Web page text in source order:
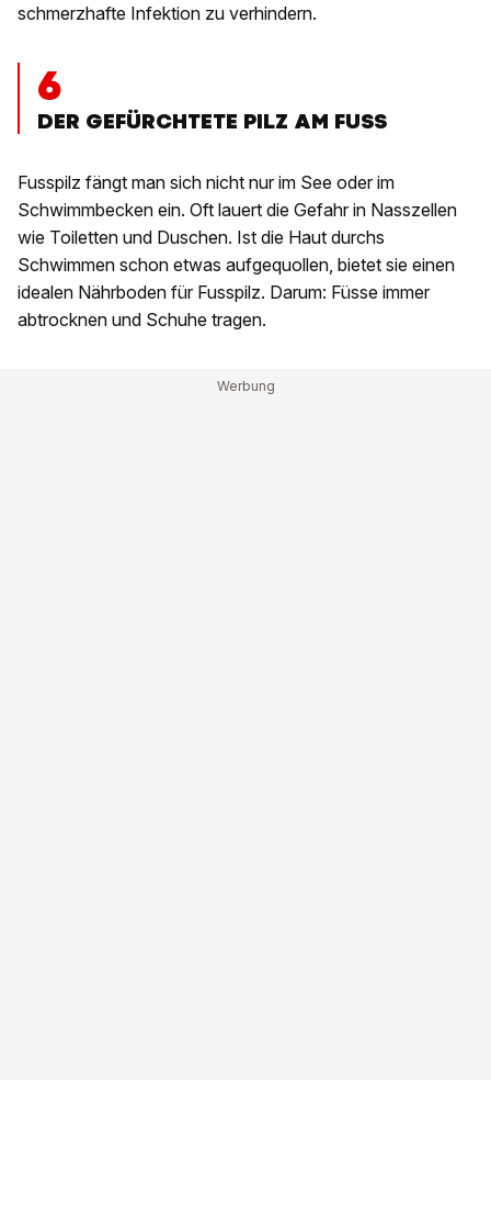
schmerzhafte Infektion zu verhindern.
6
DER GEFÜRCHTETE PILZ AM FUSS
Fusspilz fängt man sich nicht nur im See oder im
Schwimmbecken ein. Oft lauert die Gefahr in Nasszellen
wie Toiletten und Duschen. Ist die Haut durchs
Schwimmen schon etwas aufgequollen, bietet sie einen
idealen Nährboden für Fusspilz. Darum: Füsse immer
abtrocknen und Schuhe tragen.